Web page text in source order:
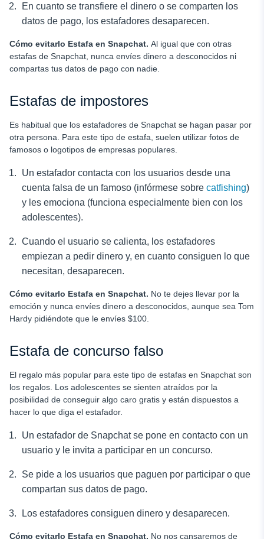
En cuanto se transfiere el dinero o se comparten los
datos de pago, los estafadores desaparecen.
Cómo evitarlo Estafa en Snapchat. Al igual que con otras
estafas de Snapchat, nunca envíes dinero a desconocidos ni
compartas tus datos de pago con nadie.
Estafas de impostores
Es habitual que los estafadores de Snapchat se hagan pasar por
otra persona. Para este tipo de estafa, suelen utilizar fotos de
famosos o logotipos de empresas populares.
Un estafador contacta con los usuarios desde una
cuenta falsa de un famoso (infórmese sobre catfishing)
y les emociona (funciona especialmente bien con los
adolescentes).
Cuando el usuario se calienta, los estafadores
empiezan a pedir dinero y, en cuanto consiguen lo que
necesitan, desaparecen.
Cómo evitarlo Estafa en Snapchat. No te dejes llevar por la
emoción y nunca envíes dinero a desconocidos, aunque sea Tom
Hardy pidiéndote que le envíes $100.
Estafa de concurso falso
El regalo más popular para este tipo de estafas en Snapchat son
los regalos. Los adolescentes se sienten atraídos por la
posibilidad de conseguir algo caro gratis y están dispuestos a
hacer lo que diga el estafador.
Un estafador de Snapchat se pone en contacto con un
usuario y le invita a participar en un concurso.
Se pide a los usuarios que paguen por participar o que
compartan sus datos de pago.
Los estafadores consiguen dinero y desaparecen.
Cómo evitarlo Estafa en Snapchat. No nos cansaremos de